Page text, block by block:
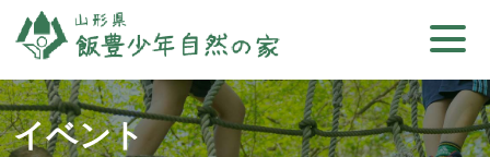
イベント